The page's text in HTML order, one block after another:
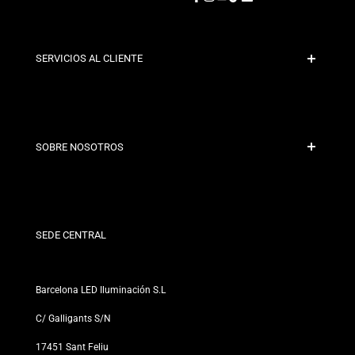
SERVICIOS AL CLIENTE
Contacto
SOBRE NOSOTROS
Nuestras Tiendas
SEDE CENTRAL
Barcelona LED Iluminación S.L
C/ Galligants S/N
17451 Sant Feliu